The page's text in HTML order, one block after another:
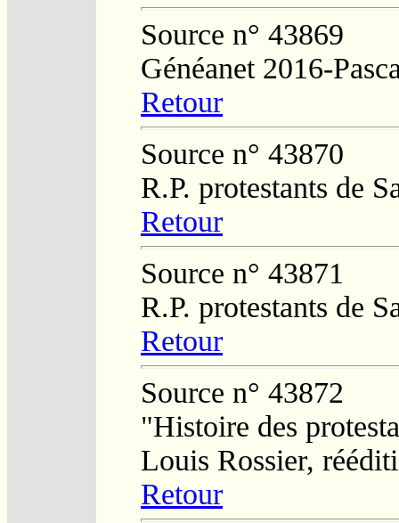
Source n° 43869
Généanet 2016-
Retour
Source n° 43870
R.P. protestants de
Retour
Source n° 43871
R.P. protestants de
Retour
Source n° 43872
"Histoire des
Louis Rossier,
Retour